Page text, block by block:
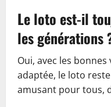
Le loto est-il
les générations
Oui, avec les
adaptée, le loto
amusant pour tous,